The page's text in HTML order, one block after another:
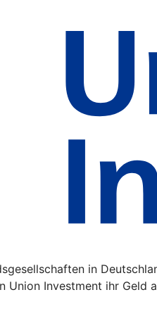
in
Union Investment ihr Geld